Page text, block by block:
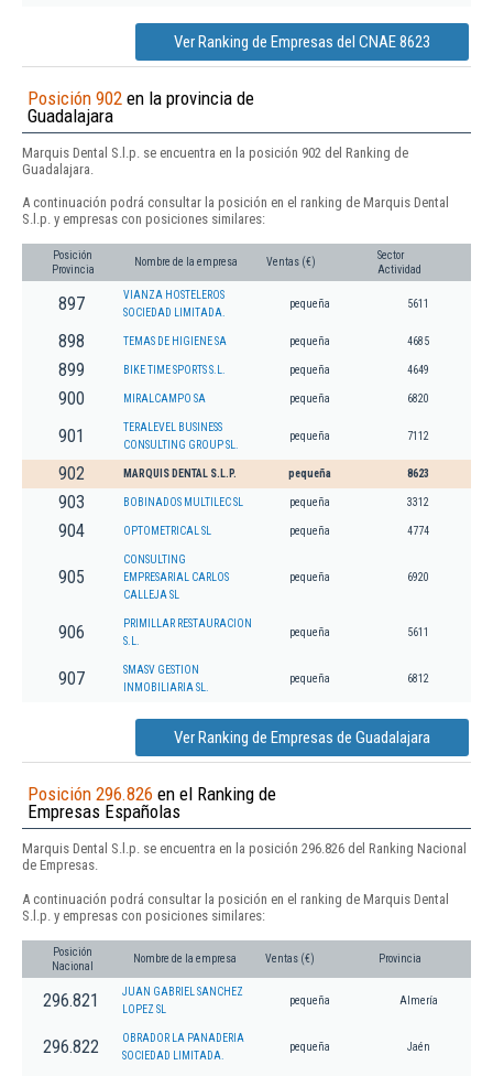
Ver Ranking de Empresas del CNAE 8623
Posición 902 en la provincia de
Guadalajara
Marquis Dental S.l.p. se encuentra en la posición 902 del Ranking de
Guadalajara.
A continuación podrá consultar la posición en el ranking de Marquis Dental
S.l.p. y empresas con posiciones similares:
Posición
Provincia
Nombre de la empresa Ventas (€)
Sector
Actividad
897
VIANZA HOSTELEROS
SOCIEDAD LIMITADA.
pequeña 5611
898 TEMAS DE HIGIENE SA pequeña 4685
899 BIKE TIME SPORTS S.L. pequeña 4649
900 MIRALCAMPO SA pequeña 6820
901
TERALEVEL BUSINESS
CONSULTING GROUP SL.
pequeña 7112
902 MARQUIS DENTAL S.L.P. pequeña 8623
903 BOBINADOS MULTILEC SL pequeña 3312
904 OPTOMETRICAL SL pequeña 4774
905
CONSULTING
EMPRESARIAL CARLOS
CALLEJA SL
pequeña 6920
906
PRIMILLAR RESTAURACION
S.L.
pequeña 5611
907
SMASV GESTION
INMOBILIARIA SL.
pequeña 6812
Ver Ranking de Empresas de Guadalajara
Posición 296.826 en el Ranking de
Empresas Españolas
Marquis Dental S.l.p. se encuentra en la posición 296.826 del Ranking Nacional
de Empresas.
A continuación podrá consultar la posición en el ranking de Marquis Dental
S.l.p. y empresas con posiciones similares:
Posición
Nacional
Nombre de la empresa Ventas (€) Provincia
296.821
JUAN GABRIEL SANCHEZ
LOPEZ SL
pequeña Almería
296.822
OBRADOR LA PANADERIA
SOCIEDAD LIMITADA.
pequeña Jaén